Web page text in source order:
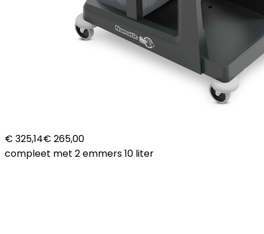
€ 325,14€ 265,00
compleet met 2 emmers 10 liter